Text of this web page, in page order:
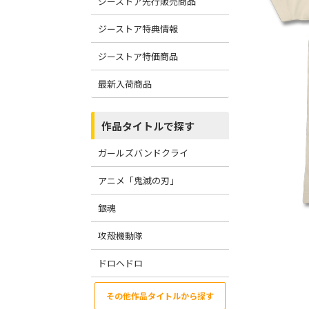
ジーストア特典情報
ジーストア特価商品
最新入荷商品
作品タイトルで探す
ガールズバンドクライ
アニメ「鬼滅の刃」
銀魂
攻殻機動隊
ドロヘドロ
その他作品タイトルから探す